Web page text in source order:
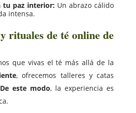
tu paz interior:Un abrazo cálido
intensa.
rituales de té online de
que vivas el té más allá de la
, ofrecemos talleres y catas
De este modo, la experiencia es